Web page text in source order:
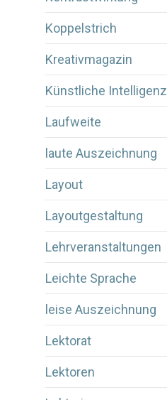
Koppelstrich
Kreativmagazin
Künstliche Intelligenz
Laufweite
laute Auszeichnung
Layout
Layoutgestaltung
Lehrveranstaltungen
Leichte Sprache
leise Auszeichnung
Lektorat
Lektoren